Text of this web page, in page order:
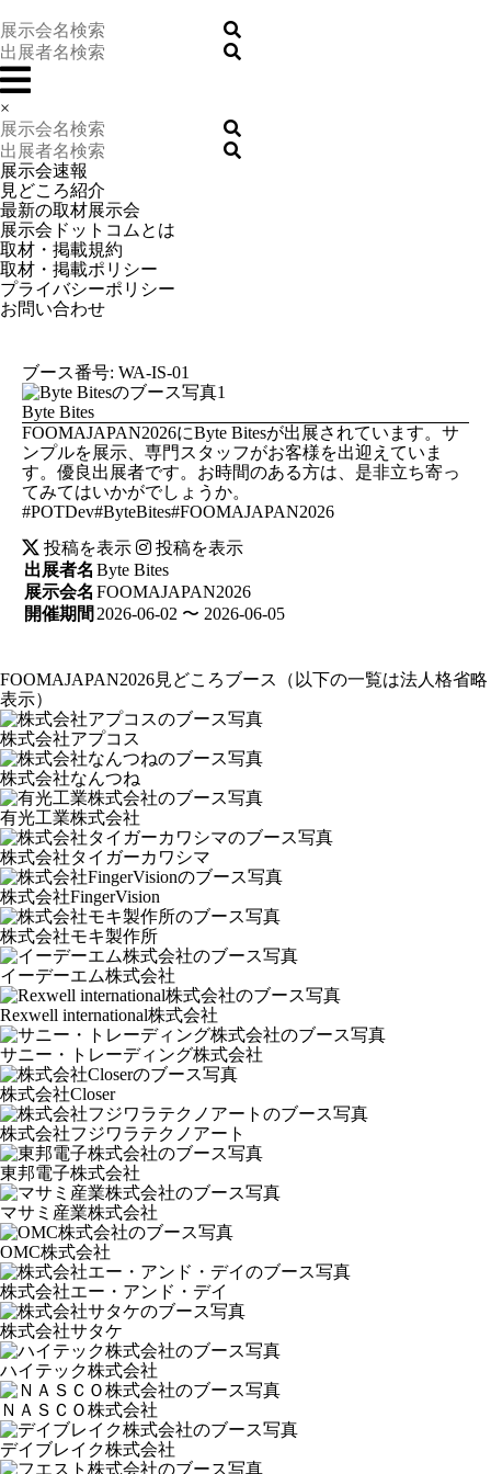
×
展示会速報
見どころ紹介
最新の取材展示会
展示会ドットコムとは
取材・掲載規約
取材・掲載ポリシー
プライバシーポリシー
お問い合わせ
ブース番号: WA-IS-01
Byte Bites
FOOMAJAPAN2026にByte Bitesが出展されています。サ
ンプルを展示、専門スタッフがお客様を出迎えていま
す。優良出展者です。お時間のある方は、是非立ち寄っ
てみてはいかがでしょうか。
#POTDev#ByteBites#FOOMAJAPAN2026
投稿を表示
投稿を表示
出展者名 Byte Bites
展示会名 FOOMAJAPAN2026
開催期間 2026-06-02 〜 2026-06-05
FOOMAJAPAN2026見どころブース
（以下の一覧は法人格省略
表示）
株式会社アプコス
株式会社なんつね
有光工業株式会社
株式会社タイガーカワシマ
株式会社FingerVision
株式会社モキ製作所
イーデーエム株式会社
Rexwell international株式会社
サニー・トレーディング株式会社
株式会社Closer
株式会社フジワラテクノアート
東邦電子株式会社
マサミ産業株式会社
OMC株式会社
株式会社エー・アンド・デイ
株式会社サタケ
ハイテック株式会社
ＮＡＳＣＯ株式会社
デイブレイク株式会社